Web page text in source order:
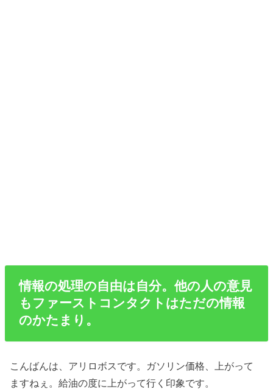
情報の処理の自由は自分。他の人の意見
もファーストコンタクトはただの情報
のかたまり。
こんばんは、アリロボスです。ガソリン価格、上がって
ますねぇ。給油の度に上がって行く印象です。